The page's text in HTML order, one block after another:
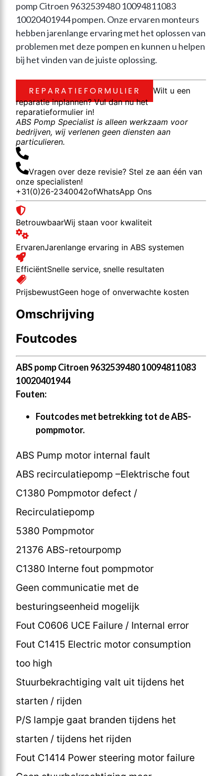
pomp Citroen 9632539480 10094811083
10020401944 pompen. Onze ervaren monteurs
hebben jarenlange ervaring met het oplossen van
problemen met deze pompen en kunnen u helpen
bij het vinden van de juiste oplossing.
REPARATIEFORMULIER
Wilt u een
reparatie inplannen? Vul dan nu het
reparatieformulier in!
ABS Pomp Specialist is alleen werkzaam voor
bedrijven, wij verlenen geen diensten aan
particulieren.
Vragen over deze revisie? Stel ze aan één van
onze specialisten!
+31(0)26-2340042ofWhatsApp Ons
BetrouwbaarWij staan voor kwaliteit
ErvarenJarenlange ervaring in ABS systemen
EfficiëntSnelle service, snelle resultaten
PrijsbewustGeen hoge of onverwachte kosten
Omschrijving
Foutcodes
ABS pomp Citroen 9632539480 10094811083
10020401944
Fouten:
Foutcodes met betrekking tot de ABS-
pompmotor.
ABS Pump motor internal fault
ABS recirculatiepomp –Elektrische fout
C1380 Pompmotor defect /
Recirculatiepomp
5380 Pompmotor
21376 ABS-retourpomp
C1380 Interne fout pompmotor
Geen communicatie met de
besturingseenheid mogelijk
Fout C0606 UCE Failure / Internal error
Fout C1415 Electric motor consumption
too high
Stuurbekrachtiging valt uit tijdens het
starten / rijden
P/S lampje gaat branden tijdens het
starten / tijdens het rijden
Fout C1414 Power steering motor failure